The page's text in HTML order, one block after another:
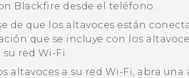
Blackfire desde el teléfono.
de que los altavoces están
que se incluye con los
red Wi‍-Fi.
altavoces a su red Wi‍-Fi, abra una